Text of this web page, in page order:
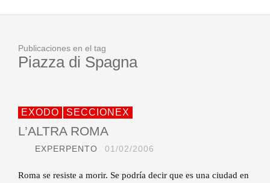
Publicaciones en el tag
Piazza di Spagna
EXODO SECCIONEX
L’ALTRA ROMA
EXPERPENTO 01/02/2006
Roma se resiste a morir. Se podría decir que es una ciudad en